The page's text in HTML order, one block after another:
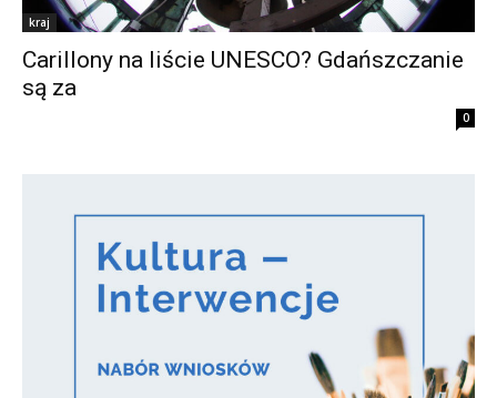
kraj
Carillony na liście UNESCO? Gdańszczanie
są za
0